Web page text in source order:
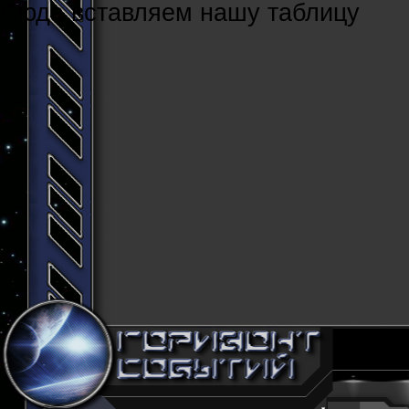
Cюда вставляем нашу таблицу